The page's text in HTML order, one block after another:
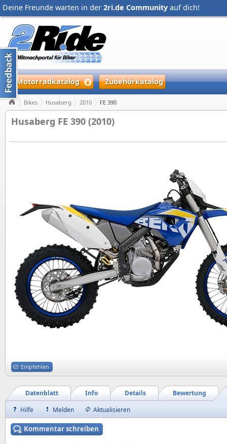
Deine Freunde warten in der 2ri.de Community auf dich!
Motorradkatalog Zubehörkatalog
Bikes Husaberg 2010 FE 390
Husaberg FE 390 (2010)
Empfehlen
Bewertung
Details
Info
Datenblatt
Hilfe
Melden Aktualisieren
Kommentar schreiben